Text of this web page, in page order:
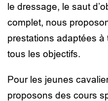
le dressage, le saut
complet, nous
prestations adaptées
tous les objectifs.
Pour les jeunes
proposons des cours